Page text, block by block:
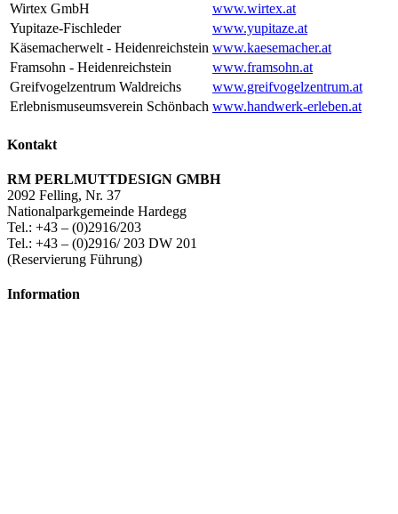
Wirtex GmbH
www.wirtex.at
Yupitaze-Fischleder
www.yupitaze.at
Käsemacherwelt - Heidenreichstein www.kaesemacher.at
Framsohn - Heidenreichstein
www.framsohn.at
Greifvogelzentrum Waldreichs
www.greifvogelzentrum.at
Erlebnismuseumsverein Schönbach www.handwerk-erleben.at
Kontakt
RM PERLMUTTDESIGN GMBH
2092 Felling, Nr. 37
Nationalparkgemeinde Hardegg
Tel.: +43 – (0)2916/203
Tel.: +43 – (0)2916/ 203 DW 201
(Reservierung Führung)
Information